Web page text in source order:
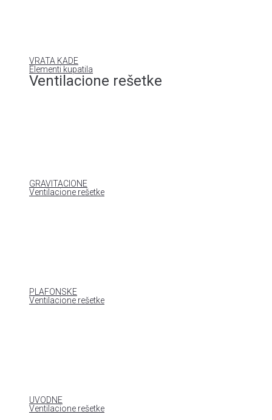
VRATA KADE
Elementi kupatila
Ventilacione rešetke
GRAVITACIONE
Ventilacione rešetke
PLAFONSKE
Ventilacione rešetke
UVODNE
Ventilacione rešetke